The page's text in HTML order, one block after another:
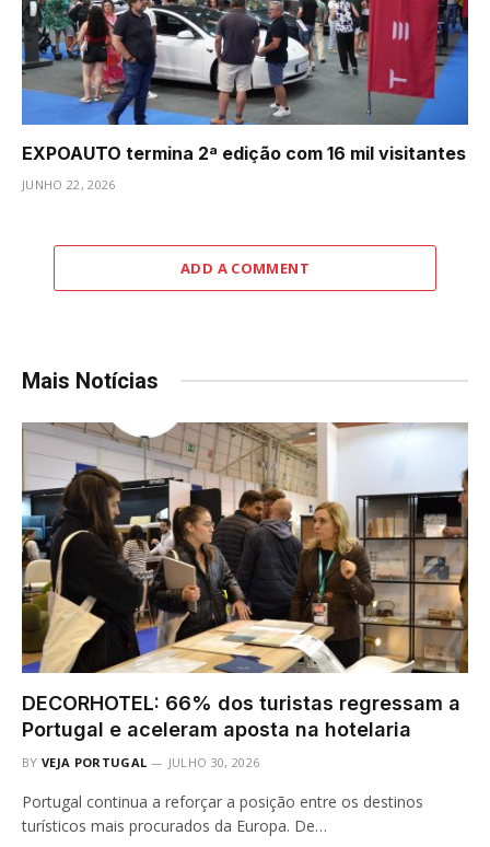
EXPOAUTO termina 2ª edição com 16 mil visitantes
JUNHO 22, 2026
ADD A COMMENT
Mais Notícias
DECORHOTEL: 66% dos turistas regressam a
Portugal e aceleram aposta na hotelaria
BY VEJA PORTUGAL JULHO 30, 2026
Portugal continua a reforçar a posição entre os destinos
turísticos mais procurados da Europa. De…